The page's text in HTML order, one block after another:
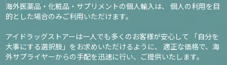
海外医薬品・化粧品・サプリメントの個人輸入は、
個人の利用を目
的とした場合のみご利用いただけます。
アイドラッグストアーは一人でも多くのお客様が安心して
「自分を
大事にする選択肢」をお求めいただけるように、
適正な価格で、海
外サプライヤーからの手配を迅速に行い、ご提供いたします。